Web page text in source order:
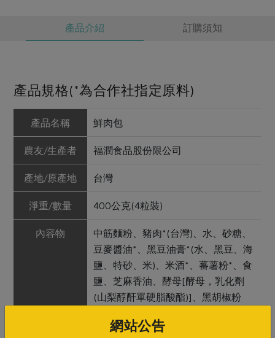
產品介紹 訂購須知
產品規格(*為合作社指定原料)
產品名稱 鮮肉包
農友/生產者 福潤食品股份限公司
產地/原產地 台灣
淨重/數量 400公克(4粒裝)
內容物
中筋麵粉、豬肉*(台灣)、水、砂糖、
豆麥醬油*、黑豆油膏*(水、黑豆、海
鹽、特砂、米)、米酒*、蕃薯粉*、食
鹽、芝麻香油、酵母[酵母，乳化劑
(山梨醇酐單硬脂酸酯)]、黑胡椒粉
香、丁香、花椒、甘草)、碳酸氫鈉
網站公告